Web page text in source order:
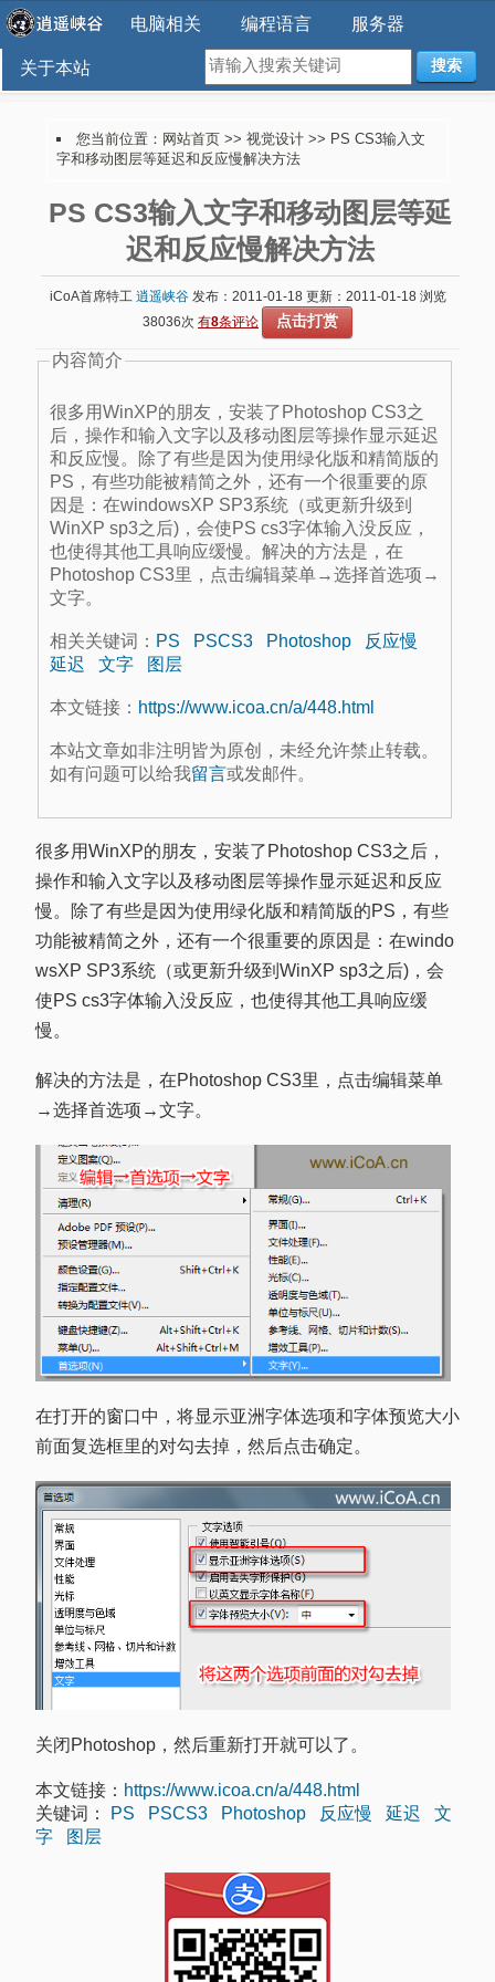
电脑相关 编程语言 服务器
关于本站 搜索
您当前位置： 网站首页 >> 视觉设计 >> PS CS3输入文
字和移动图层等延迟和反应慢解决方法
PS CS3输入文字和移动图层等延
迟和反应慢解决方法
iCoA首席特工 逍遥峡谷发布：2011-01-18 更新：2011-01-18 浏览
38036次 有8条评论 点击打赏
内容简介
很多用WinXP的朋友，安装了Photoshop CS3之
后，操作和输入文字以及移动图层等操作显示延迟
和反应慢。除了有些是因为使用绿化版和精简版的
PS，有些功能被精简之外，还有一个很重要的原
因是：在windowsXP SP3系统（或更新升级到
WinXP sp3之后)，会使PS cs3字体输入没反应，
也使得其他工具响应缓慢。解决的方法是，在
Photoshop CS3里，点击编辑菜单→选择首选项→
文字。
相关关键词： PS PSCS3 Photoshop
反应慢
延迟
文字 图层
本文链接： https://www.icoa.cn/a/448.html
本站文章如非注明皆为原创，未经允许禁止转载。
如有问题可以给我留言或发邮件。
很多用WinXP的朋友，安装了Photoshop CS3之后，
操作和输入文字以及移动图层等操作显示延迟和反应
慢。除了有些是因为使用绿化版和精简版的PS，有些
功能被精简之外，还有一个很重要的原因是：在windo
wsXP SP3系统（或更新升级到WinXP sp3之后)，会
使PS cs3字体输入没反应，也使得其他工具响应缓
慢。
解决的方法是，在Photoshop CS3里，点击编辑菜单
→选择首选项→文字。
在打开的窗口中，将显示亚洲字体选项和字体预览大小
前面复选框里的对勾去掉，然后点击确定。
关闭Photoshop，然后重新打开就可以了。
本文链接： https://www.icoa.cn/a/448.html
关键词：
PS PSCS3 Photoshop 反应慢 延迟
文
字
图层